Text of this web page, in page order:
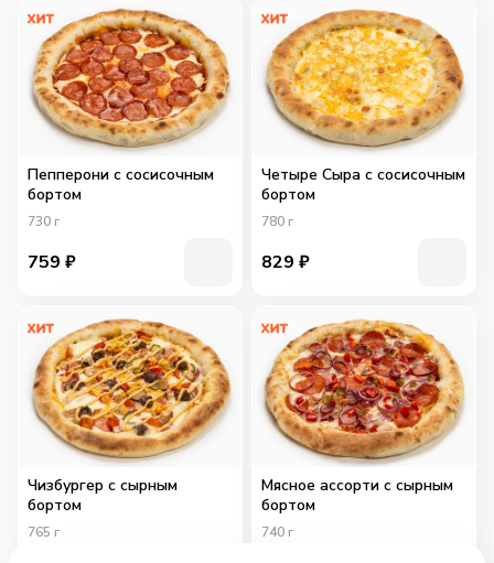
Пепперони с сосисочным
бортом
730 г
759 ₽
Четыре Сыра с сосисочным
бортом
780 г
829 ₽
Чизбургер с сырным
бортом
765 г
Мясное ассорти с сырным
бортом
740 г